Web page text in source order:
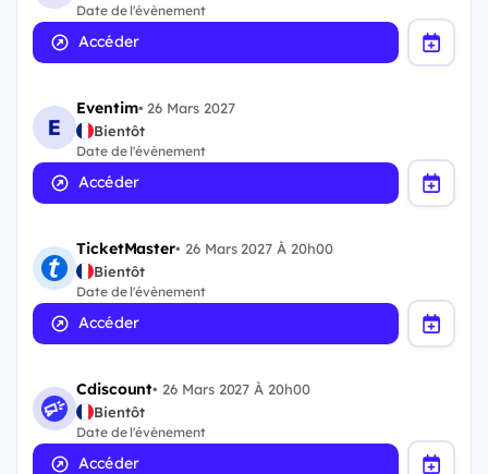
Date de l'évènement
Accéder
Eventim• 26 Mars 2027
Bientôt
Date de l'évènement
Accéder
TicketMaster• 26 Mars 2027 À 20h00
Bientôt
Date de l'évènement
Accéder
Cdiscount• 26 Mars 2027 À 20h00
Bientôt
Date de l'évènement
Accéder